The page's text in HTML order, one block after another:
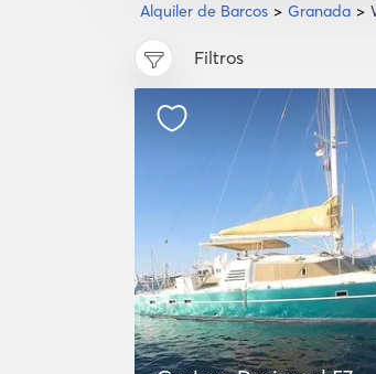
Alquiler de Barcos Granada
Filtros